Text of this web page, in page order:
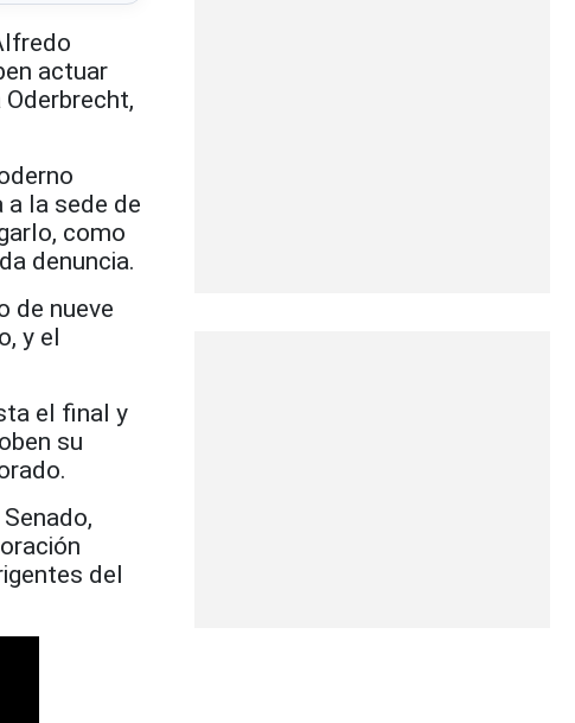
actuar
la sede de
como
denuncia.
de nueve
y el
el final y
su
del